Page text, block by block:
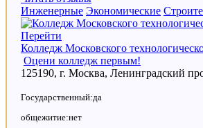
Инженерные Экономические
Перейти
Колледж Московского
Оцени колледж первым!
125190, г. Москва, Ленинградский
Государственный:да
общежитие:нет